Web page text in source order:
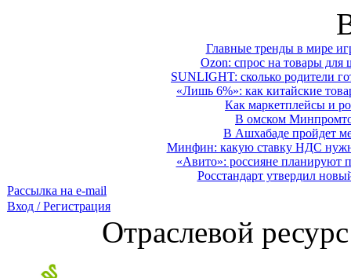
Главные тренды в мире
Ozon: спрос на товары для
SUNLIGHT: сколько родители
«Лишь 6%»: как китайские
Как маркетплейсы и
В омском
В Ашхабаде пройдет
Минфин: какую ставку НДС
«Авито»: россияне планируют
Росстандарт утвердил
Рассылка на e-mail
Вход / Регистрация
Отраслевой